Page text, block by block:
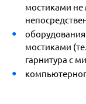
мостиками не
мостиками
гарнитура с